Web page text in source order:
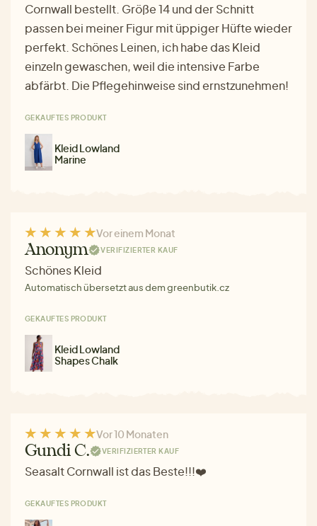
Cornwall bestellt. Größe 14 und der Schnitt
passen bei meiner Figur mit üppiger Hüfte wieder
perfekt. Schönes Leinen, ich habe das Kleid
einzeln gewaschen, weil die intensive Farbe
abfärbt. Die Pflegehinweise sind ernstzunehmen!
GEKAUFTES PRODUKT
Kleid Lowland
Marine
Vor einem Monat
Anonym VERIFIZIERTER KAUF
Schönes Kleid
Automatisch übersetzt aus dem greenbutik.cz
GEKAUFTES PRODUKT
Kleid Lowland
Shapes Chalk
Vor 10 Monaten
Gundi C. VERIFIZIERTER KAUF
Seasalt Cornwall ist das Beste!!!❤️
GEKAUFTES PRODUKT